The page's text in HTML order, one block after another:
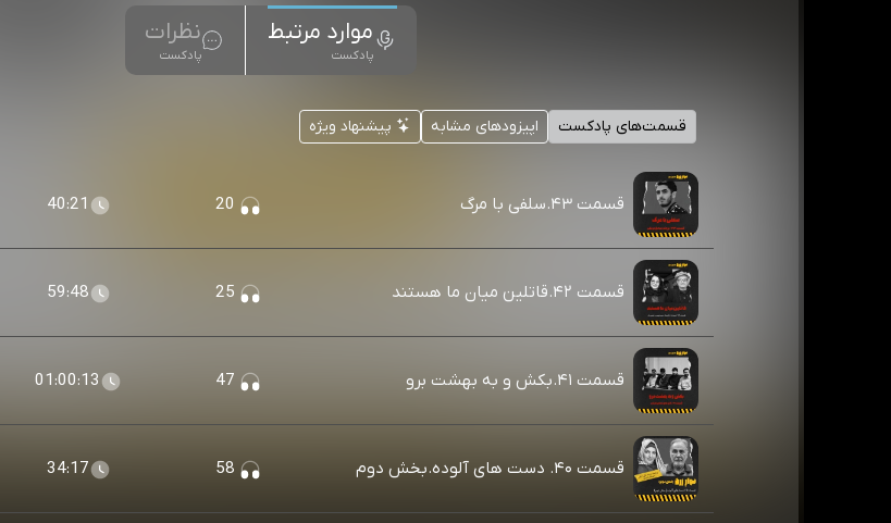
موارد مرتبط
پادکست
نظرات
پادکست
قسمت‌های پادکست اپیزودهای مشابه پیشنهاد ویژه
قسمت ۴۳.سلفی با مرگ 40:21
قسمت ۴۲.قاتلین میان ما هستند 59:48
قسمت ۴۱.بکش و به بهشت برو 01:00:13
قسمت ۴۰. دست های آلوده.بخش دوم 34:17